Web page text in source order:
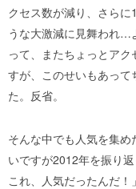
クセス数が減り、さら
うな大激減に見舞われ…
って、またちょっとア
すが、このせいもあっ
た。反省。
そんな中でも人気を集
いですが2012年を振り
これ、人気だったんだ